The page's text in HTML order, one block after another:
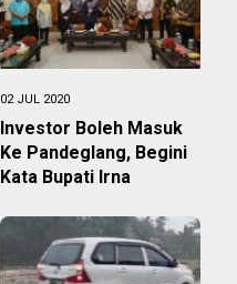
02 JUL 2020
Investor Boleh Masuk
Ke Pandeglang, Begini
Kata Bupati Irna